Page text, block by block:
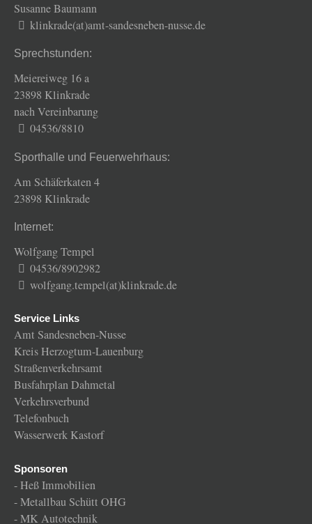
Susanne Baumann
klinkrade(at)amt-sandesneben-nusse.de
Sprechstunden:
Meiereiweg 16 a
23898 Klinkrade
nach Vereinbarung
04536/8810
Sporthalle und Feuerwehrhaus:
Am Schäferkaten 4
23898 Klinkrade
Internet:
Wolfgang Tempel
04536/8902982
wolfgang.tempel(at)klinkrade.de
Service Links
Amt Sandesneben-Nusse
Kreis Herzogtum-Lauenburg
Straßenverkehrsamt
Busfahrplan Dahmetal
Verkehrsverbund
Telefonbuch
Wasserwerk Kastorf
Sponsoren
-Heß Immobilien
-Metallbau Schütt OHG
-MK Autotechnik